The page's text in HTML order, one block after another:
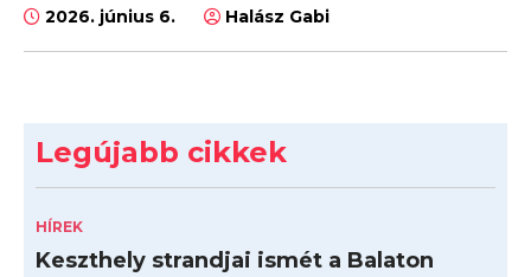
2026. június 6. Halász Gabi
Legújabb cikkek
HÍREK
Keszthely strandjai ismét a Balaton